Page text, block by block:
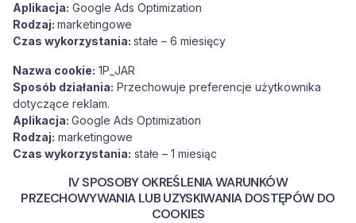
Aplikacja: Google Ads Optimization
Rodzaj: marketingowe
Czas wykorzystania: stałe – 6 miesięcy
Nazwa cookie: 1P_JAR
Sposób działania: Przechowuje preferencje użytkownika
dotyczące reklam.
Aplikacja: Google Ads Optimization
Rodzaj: marketingowe
Czas wykorzystania: stałe – 1 miesiąc
IV SPOSOBY OKREŚLENIA WARUNKÓW
PRZECHOWYWANIA LUB UZYSKIWANIA DOSTĘPÓW DO
COOKIES